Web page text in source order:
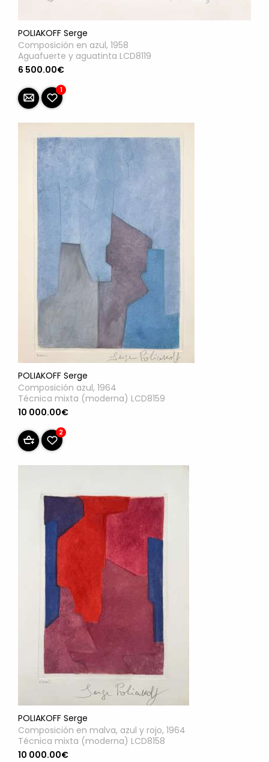
POLIAKOFF Serge
Composición en azul, 1958
Aguafuerte y aguatinta LCD8119
6 500.00€
1
POLIAKOFF Serge
Composición azul, 1964
Técnica mixta (moderna) LCD8159
10 000.00€
2
POLIAKOFF Serge
Composición en malva, azul y rojo, 1964
Técnica mixta (moderna) LCD8158
10 000.00€